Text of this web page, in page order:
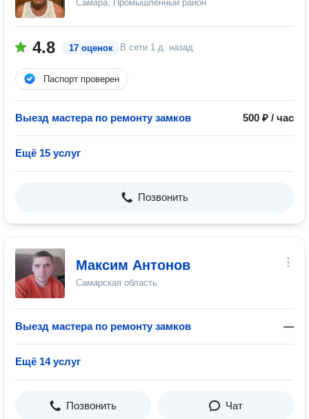
Самара, Промышленный район
4.8 17 оценок В сети 1 д. назад
Паспорт проверен
Выезд мастера по ремонту замков 500 ₽ / час
Ещё 15 услуг
Позвонить
Максим Антонов
Самарская область
Выезд мастера по ремонту замков —
Ещё 14 услуг
Позвонить Чат